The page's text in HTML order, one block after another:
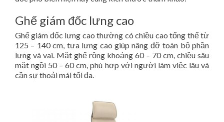
Ghế giám đốc lưng cao
Ghế giám đốc lưng cao thường có chiều cao tổng thể từ
125 – 140 cm, tựa lưng cao giúp nâng đỡ toàn bộ phần
lưng và vai. Mặt ghế rộng khoảng 60 – 70 cm, chiều sâu
mặt ngồi 50 – 60 cm, phù hợp với người làm việc lâu và
cần sự thoải mái tối đa.